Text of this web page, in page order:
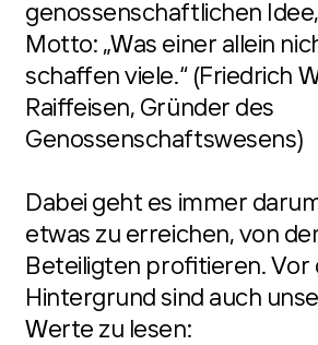
genossenschaftlichen
Motto: „Was einer allein
schaffen viele.“ (Friedrich
Raiffeisen, Gründer des
Genossenschaftswesens)
Dabei geht es immer
etwas zu erreichen, von
Beteiligten profitieren. Vor
Hintergrund sind auch
Werte zu lesen: